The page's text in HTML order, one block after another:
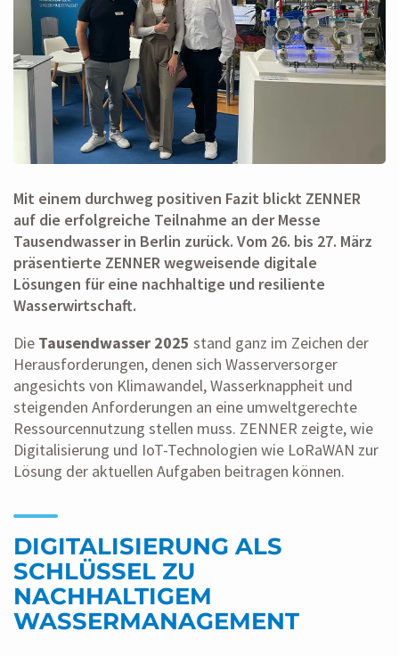
Mit einem durchweg positiven Fazit blickt ZENNER
auf die erfolgreiche Teilnahme an der Messe
Tausendwasser in Berlin zurück. Vom 26. bis 27. März
präsentierte ZENNER wegweisende digitale
Lösungen für eine nachhaltige und resiliente
Wasserwirtschaft.
Die Tausendwasser 2025 stand ganz im Zeichen der
Herausforderungen, denen sich Wasserversorger
angesichts von Klimawandel, Wasserknappheit und
steigenden Anforderungen an eine umweltgerechte
Ressourcennutzung stellen muss. ZENNER zeigte, wie
Digitalisierung und IoT-Technologien wie LoRaWAN zur
Lösung der aktuellen Aufgaben beitragen können.
DIGITALISIERUNG ALS
SCHLÜSSEL ZU
NACHHALTIGEM
WASSERMANAGEMENT